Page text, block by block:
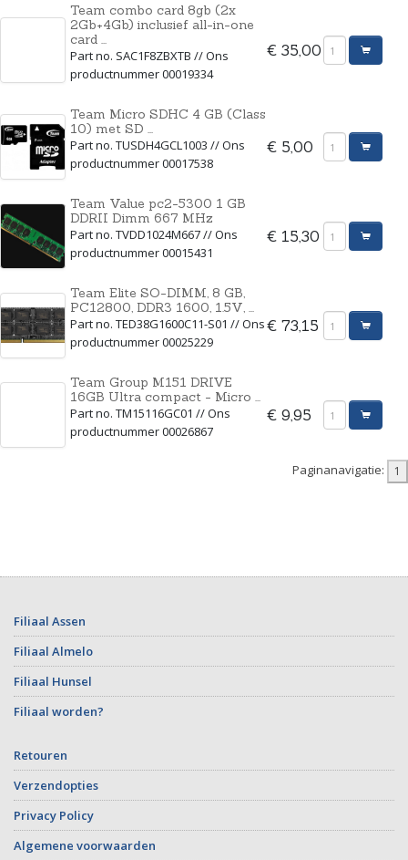
Team combo card 8gb (2x
2Gb+4Gb) inclusief all-in-one
card ...
Part no. SAC1F8ZBXTB // Ons
productnummer 00019334
€ 35,00
Team Micro SDHC 4 GB (Class
10) met SD ...
Part no. TUSDH4GCL1003 // Ons
productnummer 00017538
€ 5,00
Team Value pc2-5300 1 GB
DDRII Dimm 667 MHz
Part no. TVDD1024M667 // Ons
productnummer 00015431
€ 15,30
Team Elite SO-DIMM, 8 GB,
PC12800, DDR3 1600, 1.5V, ...
Part no. TED38G1600C11-S01 // Ons
productnummer 00025229
€ 73,15
Team Group M151 DRIVE
16GB Ultra compact - Micro ...
Part no. TM15116GC01 // Ons
productnummer 00026867
€ 9,95
Paginanavigatie:
Filiaal Assen
Filiaal Almelo
Filiaal Hunsel
Filiaal worden?
Retouren
Verzendopties
Privacy Policy
Algemene voorwaarden